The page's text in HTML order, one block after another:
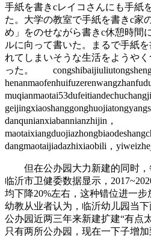
手紙を書きcレイコさんにも手紙
た。大学の教室で手紙を書きc家
め」をのせながら書きc休憩時間
ルに向って書いた。まるで手紙
れてしまいそうな生活をようや
った。
danqunianxiabannianzhijin，
dangmaotaijiadazhixiaobili，
但在公办园大力新建的同时，
临沂市卫健委数据显示，
均下降20%左右，这种错位进一
幼教从业者认为，临沂幼儿园当
公办园近两三年来新建扩建“有点
只有两所公办园，现在一下子